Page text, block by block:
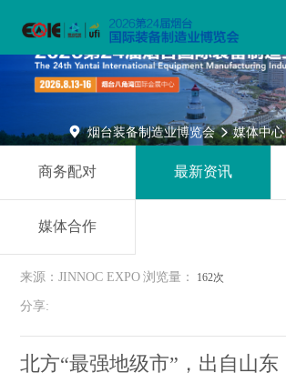
 烟台装备制造业博览会  媒体中心
商务配对 最新资讯
媒体合作
来源：JINNOC EXPO 浏览量： 162次
分享:
北方“最强地级市”，出自山东